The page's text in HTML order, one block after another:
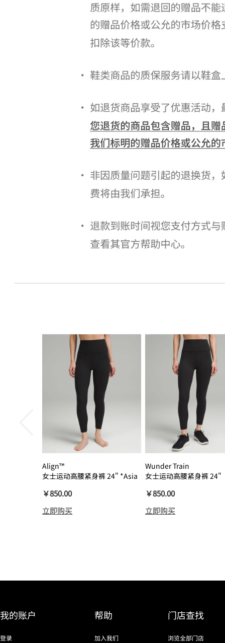
Align™
女士运动高腰紧身裤 24" *Asia
￥850.00
立即购买
Wunder Train
女士运动高腰紧身裤 24"
￥850.00
立即购买
我的账户
登录
帮助
加入我们
门店查找
浏览全部门店